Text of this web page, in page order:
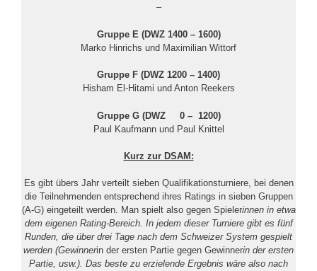
–
Gruppe E (DWZ 1400 – 1600)
Marko Hinrichs und Maximilian Wittorf
Gruppe F (DWZ 1200 – 1400)
Hisham El-Hitami und Anton Reekers
Gruppe G (DWZ 0 – 1200)
Paul Kaufmann und Paul Knittel
Kurz zur DSAM:
Es gibt übers Jahr verteilt sieben Qualifikationsturniere, bei denen
die Teilnehmenden entsprechend ihres Ratings in sieben Gruppen
(A-G) eingeteilt werden. Man spielt also gegen Spielerinnen in etwa
dem eigenen Rating-Bereich. In jedem dieser Turniere gibt es fünf
Runden, die über drei Tage nach dem Schweizer System gespielt
werden (Gewinnerin der ersten Partie gegen Gewinnerin der ersten
Partie, usw.). Das beste zu erzielende Ergebnis wäre also nach